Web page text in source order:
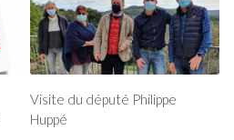
Visite du député Philippe
Huppé